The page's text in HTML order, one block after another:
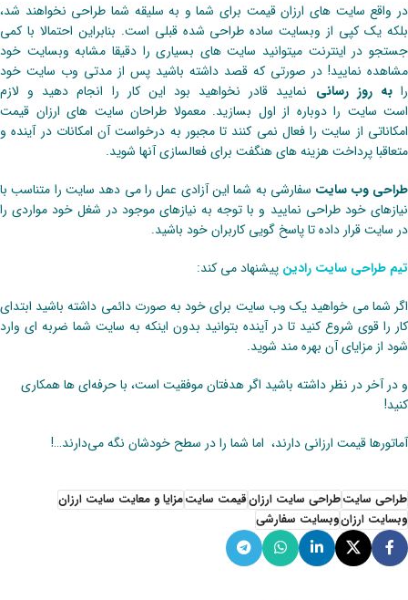
در واقع سایت های ارزان قیمت برای شما و به سلیقه شما طراحی نخواهند شد،
بلکه یک کپی از وبسایت ساده طراحی شده قبلی است. بنابراین احتمالا با کمی
جستجو در اینترنت میتوانید سایت های بسیاری را دقیقا مشابه وبسایت خود
مشاهده نمایید! در صورتی که قصد داشته باشید پس از مدتی وب سایت خود
رابه روز رسانی نمایید قادر نخواهید بود این کار را انجام دهید و لازم
است سایت را دوباره از اول بسازید. معمولا طراحان سایت های ارزان قیمت
امکاناتی از سایت را فعال نمی کنند تا مجبور به درخواست آن امکانات در آینده و
متعاقبا پرداخت هزینه های هنگفت برای فعالسازی آنها شوید.
طراحی وب سایت سفارشی به شما این آزادی عمل را می دهد سایت را متناسب با
نیازهای خود طراحی نمایید و با توجه به نیازهای موجود در شغل خود مواردی را
در سایت قرار داده تا پاسخ گویی کاربران خود باشید.
تیم طراحی سایت رادین پیشنهاد می کند:
اگر شما می خواهید یک وب سایت برای خود به صورت دائمی داشته باشید ابتدای
کار را قوی شروع کنید تا در آینده بتوانید بدون اینکه به سایت شما ضربه ای وارد
شود از مزایای آن بهره مند شوید.
و در آخر در نظر داشته باشید اگر هدفتان موفقیت است، با حرفه‌ای ها همکاری
کنید!
آماتورها قیمت ارزانی دارند، اما شما را در سطح خودشان نگه می‌دارند…!
طراحی سایتطراحی سایت ارزانقیمت سایتمزایا و معایت سایت ارزان
وبسایت ارزانوبسایت سفارشی